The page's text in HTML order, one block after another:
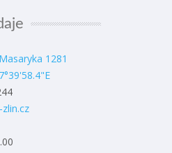
1281